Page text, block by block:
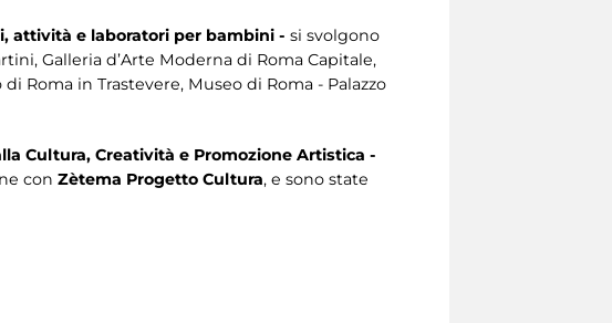
attività e laboratori per bambini - si svolgono
Galleria d’Arte Moderna di Roma Capitale,
Roma in Trastevere, Museo di Roma - Palazzo
Cultura, Creatività e Promozione Artistica -
con Zètema Progetto Cultura, e sono state